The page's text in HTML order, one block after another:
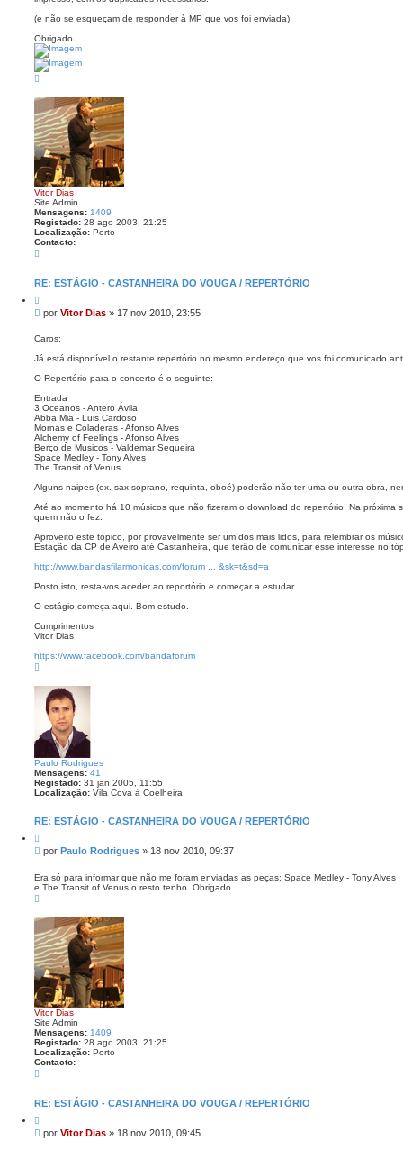
o
i
n
h
e
o
g
e
(e não se esqueçam de responder à MP que vos foi enviada)
Obrigado.
p
Vitor Dias
Site Admin
Mensagens: 1409
Registado: 28 ago 2003, 21:25
Localização: Porto
Contacto:
t
t
o
i
o
D
a
s
RE: ESTÁGIO - CASTANHEIRA DO VOUGA / REPERTÓRIO
i
t
r
M
n
a
g
m
por Vitor Dias » 17 nov 2010, 23:55
Caros:
Já está disponível o restante repertório no mesmo endereço que vos foi comunicado
O Repertório para o concerto é o seguinte:
Entrada
3 Oceanos - Antero Ávila
Abba Mia - Luis Cardoso
Mornas e Coladeras - Afonso Alves
Alchemy of Feelings - Afonso Alves
Berço de Musicos - Valdemar Sequeira
Space Medley - Tony Alves
The Transit of Venus
Alguns naipes (ex. sax-soprano, requinta, oboé) poderão não ter uma ou outra obra,
Até ao momento há 10 músicos que não fizeram o download do repertório. Na próxima
quem não o fez.
Aproveito este tópico, por provavelmente ser um dos mais lidos, para relembrar os
Estação da CP de Aveiro até Castanheira, que terão de comunicar esse interesse no
http://www.bandasfilarmonicas.com/forum ... &sk=t&sd=a
Posto isto, resta-vos aceder ao reportório e começar a estudar.
O estágio começa aqui. Bom estudo.
Cumprimentos
Vitor Dias
https://www.facebook.com/bandaforum
p
Paulo Rodrigues
Mensagens: 41
Registado: 31 jan 2005, 11:55
Localização: Vila Cova à Coelheira
RE: ESTÁGIO - CASTANHEIRA DO VOUGA / REPERTÓRIO
i
t
r
M
n
s
m
por Paulo Rodrigues » 18 nov 2010, 09:37
Era só para informar que não me foram enviadas as peças: Space Medley - Tony Alves
e The Transit of Venus o resto tenho. Obrigado
p
Vitor Dias
Site Admin
Mensagens: 1409
Registado: 28 ago 2003, 21:25
Localização: Porto
Contacto:
t
t
o
RE: ESTÁGIO - CASTANHEIRA DO VOUGA / REPERTÓRIO
i
t
M
por Vitor Dias » 18 nov 2010, 09:45